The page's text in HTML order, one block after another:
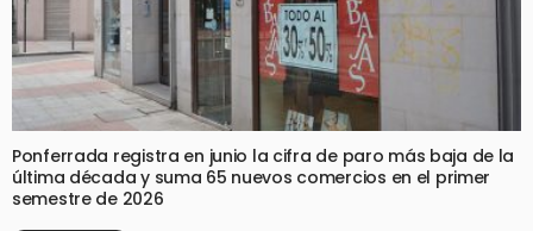
Ponferrada registra en junio la cifra de paro más baja de la
última década y suma 65 nuevos comercios en el primer
semestre de 2026